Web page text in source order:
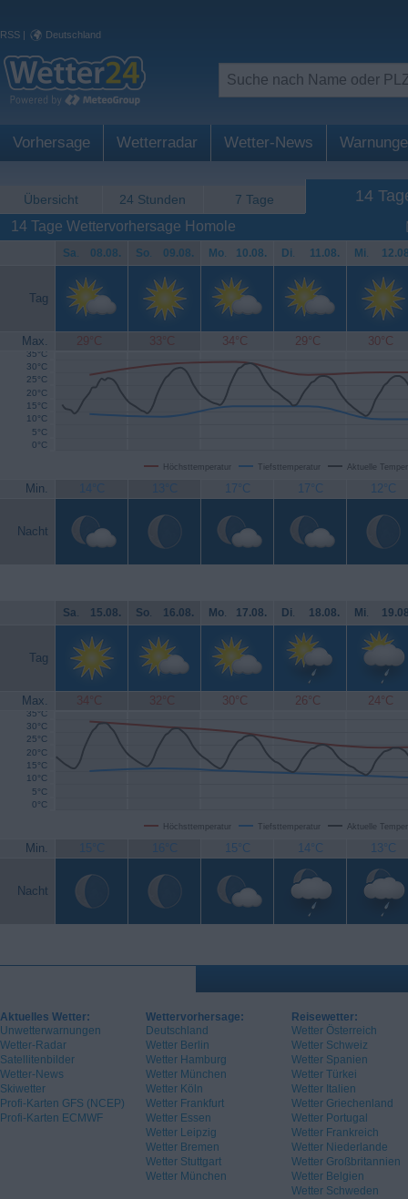
RSS | Deutschland
Vorhersage Wetterradar Wetter-News
Übersicht 24 Stunden 7 Tage 14
14 Tage Wettervorhersage Homole
Sa. 08.08. So. 09.08. Mo. 10.08. Di. 11.08. Mi.
Tag
Max. 29°C 33°C 34°C 29°C 30°C
Höchsttemperatur Tiefsttemperatur Aktuelle
0°C
5°C
10°C
15°C
20°C
25°C
30°C
35°C
Min. 14°C 13°C 17°C 17°C 12°C
Nacht
Sa. 15.08. So. 16.08. Mo. 17.08. Di. 18.08. Mi.
Tag
Max. 34°C 32°C 30°C 26°C 24°C
Höchsttemperatur Tiefsttemperatur Aktuelle
0°C
5°C
10°C
15°C
20°C
25°C
30°C
35°C
Min. 15°C 16°C 15°C 14°C 13°C
Nacht
Aktuelles Wetter:
Unwetterwarnungen
Wetter-Radar
Satellitenbilder
Wetter-News
Skiwetter
Profi-Karten GFS (NCEP)
Profi-Karten ECMWF
Wettervorhersage:
Deutschland
Wetter Berlin
Wetter Hamburg
Wetter München
Wetter Köln
Wetter Frankfurt
Wetter Essen
Wetter Leipzig
Wetter Bremen
Wetter Stuttgart
Wetter München
Reisewetter:
Wetter Österreich
Wetter Schweiz
Wetter Spanien
Wetter Türkei
Wetter Italien
Wetter Griechenland
Wetter Portugal
Wetter Frankreich
Wetter Niederlande
Wetter Großbritannien
Wetter Belgien
Wetter Schweden